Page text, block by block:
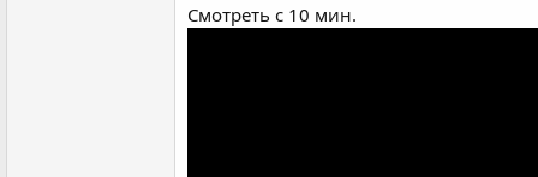
Смотреть с 10 мин.